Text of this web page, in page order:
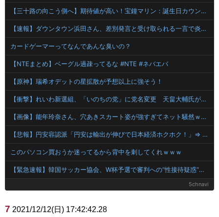
【三十路の向こう側へ】期待値が高い！宝鐘マリン：誕生日カウントダウンで魅せる最高のエンターテインメント
【速報】ダウンタウン浜田さん、差別発言と受け取られる一言で炎上ｗｗｗｗｗｗ
カードゲーマーってなんであんな臭いの？
【NTEまとめ】ベーグル過疎ってるな #NTE #ネバエバ
【原神】瑞希オデットの星拡散が予想以上に強そう！
【衝撃】れいわ新選組、「いのちの党」に党名変更 天畠大輔氏が共同代表へ
【画像】能年玲奈さん、穴あきスカート姿が強すぎてネット騒然ｗｗｗ 【Pickup07092033】
【悲報】円安容認派「円安は輸出が伸びで日本経済ホクホク！」⇒ 世界に売る物が無さすぎて輸出額で韓国に惨敗・・・
このパソコン買おうか迷ってるから背中を刺してくれｗｗｗ
【緊急速報】韓国サッカー協会、W杯予選で審判への“性接待疑惑”が発覚し大炎上
5chnavi
7 2021/12/12(日) 17:42:42.28